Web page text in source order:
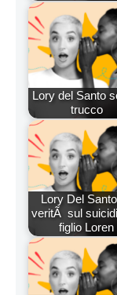
Lory del Santo
trucco
Lory Del
veritÃ sul
figlio Loren